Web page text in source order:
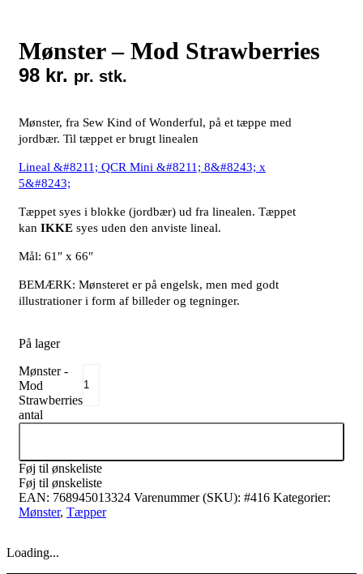
Mønster – Mod Strawberries
98 kr. pr. stk.
Mønster, fra Sew Kind of Wonderful, på et tæppe med
jordbær. Til tæppet er brugt linealen
Lineal &#8211; QCR Mini &#8211; 8&#8243; x
5&#8243;
Tæppet syes i blokke (jordbær) ud fra linealen. Tæppet
kan IKKE syes uden den anviste lineal.
Mål: 61″ x 66″
BEMÆRK: Mønsteret er på engelsk, men med godt
illustrationer i form af billeder og tegninger.
På lager
Mønster -
Mod
Strawberries
antal
Føj til ønskeliste
Føj til ønskeliste
EAN: 768945013324 Varenummer (SKU): #416 Kategorier:
Mønster, Tæpper
Loading...